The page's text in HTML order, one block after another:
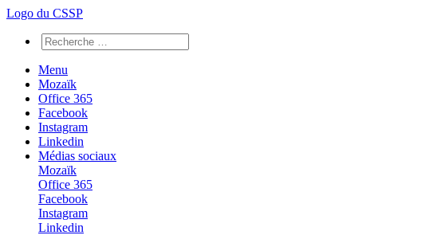
Logo du CSSP
Menu
Mozaïk
Office 365
Facebook
Instagram
Linkedin
Médias sociaux
Mozaïk
Office 365
Facebook
Instagram
Linkedin